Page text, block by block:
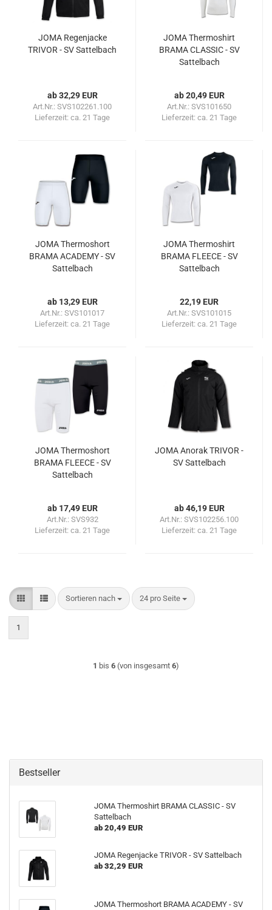
JOMA Regenjacke
TRIVOR - SV Sattelbach
ab 32,29 EUR
Art.Nr.: SVS102261.100
Lieferzeit: ca. 21 Tage
JOMA Thermoshirt
BRAMA CLASSIC - SV
Sattelbach
ab 20,49 EUR
Art.Nr.: SVS101650
Lieferzeit: ca. 21 Tage
JOMA Thermoshort
BRAMA ACADEMY - SV
Sattelbach
ab 13,29 EUR
Art.Nr.: SVS101017
Lieferzeit: ca. 21 Tage
JOMA Thermoshirt
BRAMA FLEECE - SV
Sattelbach
22,19 EUR
Art.Nr.: SVS101015
Lieferzeit: ca. 21 Tage
JOMA Thermoshort
BRAMA FLEECE - SV
Sattelbach
ab 17,49 EUR
Art.Nr.: SVS932
Lieferzeit: ca. 21 Tage
JOMA Anorak TRIVOR -
SV Sattelbach
ab 46,19 EUR
Art.Nr.: SVS102256.100
Lieferzeit: ca. 21 Tage
Sortieren nach
Sortieren nach 24 pro Seite
pro Seite
1
1 bis 6 (von insgesamt 6)
Bestseller
JOMA Thermoshirt BRAMA CLASSIC - SV
Sattelbach
ab 20,49 EUR
JOMA Regenjacke TRIVOR - SV Sattelbach
ab 32,29 EUR
JOMA Thermoshort BRAMA ACADEMY - SV